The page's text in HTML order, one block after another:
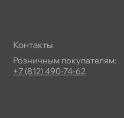
Контакты
Розничным покупателям:
+7 (812) 490-74-62